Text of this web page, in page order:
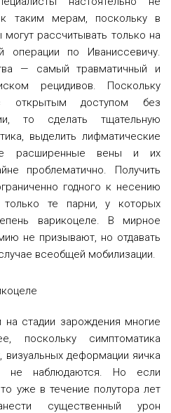
к таким мерам, поскольку в
рассчитывать только на
операции по Иваниссевичу.
— самый травматичный и
рецидивов. Поскольку
открытым доступом без
то сделать тщательную
выделить лифматические
расширенные вены и их
проблематично. Получить
годного к несению
те парни, у которых
варикоцеле. В мирное
не призывают, но отдавать
всеобщей мобилизации.
стадии зарождения многие
поскольку симптоматика
визуальных деформации яичка
не наблюдаются. Но если
уже в течение полутора лет
существенный урон